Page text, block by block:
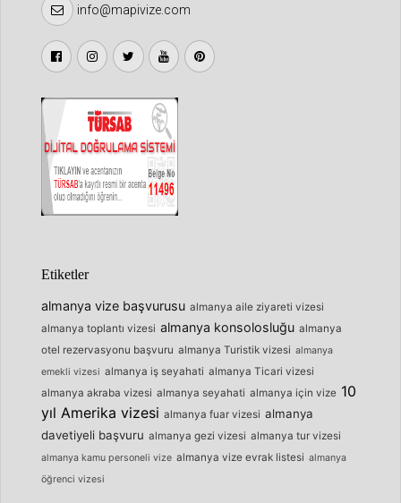
info@mapivize.com
Etiketler
almanya vize başvurusu almanya aile ziyareti vizesi
almanya toplantı vizesi almanya konsolosluğu almanya
otel rezervasyonu başvuru almanya Turistik vizesi almanya
emekli vizesi almanya iş seyahati almanya Ticari vizesi
almanya akraba vizesi almanya seyahati almanya için vize 10
yıl Amerika vizesi almanya fuar vizesi almanya
davetiyeli başvuru almanya gezi vizesi almanya tur vizesi
almanya kamu personeli vize almanya vize evrak listesi almanya
öğrenci vizesi